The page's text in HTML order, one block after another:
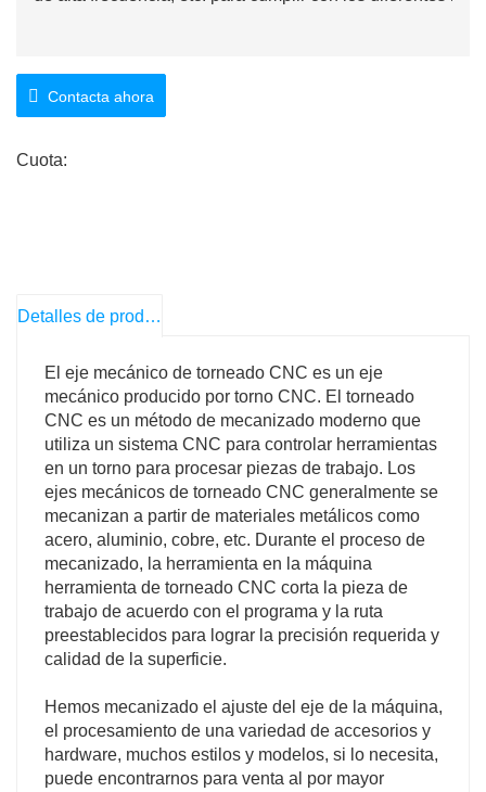
Contacta ahora
Cuota:
Detalles de producto
El eje mecánico de torneado CNC es un eje
mecánico producido por torno CNC. El torneado
CNC es un método de mecanizado moderno que
utiliza un sistema CNC para controlar herramientas
en un torno para procesar piezas de trabajo. Los
ejes mecánicos de torneado CNC generalmente se
mecanizan a partir de materiales metálicos como
acero, aluminio, cobre, etc. Durante el proceso de
mecanizado, la herramienta en la máquina
herramienta de torneado CNC corta la pieza de
trabajo de acuerdo con el programa y la ruta
preestablecidos para lograr la precisión requerida y
calidad de la superficie.
Hemos mecanizado el ajuste del eje de la máquina,
el procesamiento de una variedad de accesorios y
hardware, muchos estilos y modelos, si lo necesita,
puede encontrarnos para venta al por mayor